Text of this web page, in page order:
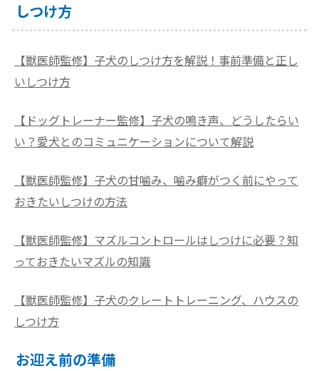
しつけ方
【獣医師監修】子犬のしつけ方を解説！事前準備と正し
いしつけ方
【ドッグトレーナー監修】子犬の鳴き声、どうしたらい
い？愛犬とのコミュニケーションについて解説
【獣医師監修】子犬の甘噛み、噛み癖がつく前にやって
おきたいしつけの方法
【獣医師監修】マズルコントロールはしつけに必要？知
っておきたいマズルの知識
【獣医師監修】子犬のクレートトレーニング、ハウスの
しつけ方
お迎え前の準備